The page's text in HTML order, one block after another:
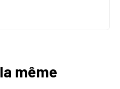
même